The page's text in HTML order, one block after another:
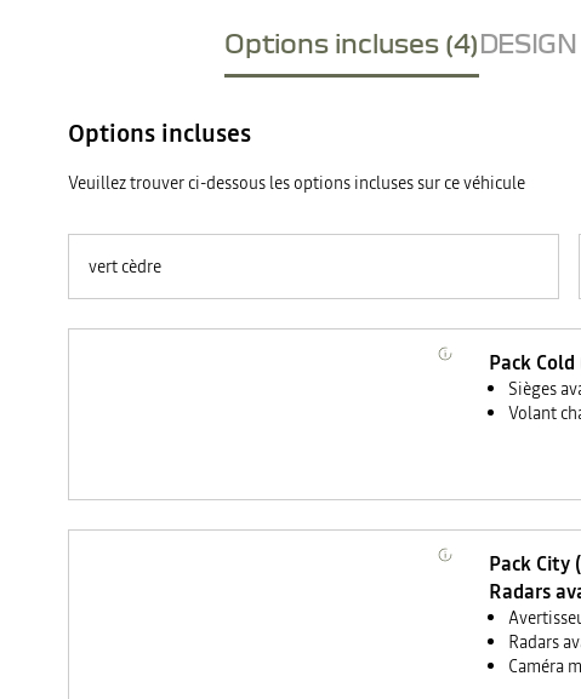
Options incluses (4)
Options incluses
Veuillez trouver ci-dessous les options incluses sur ce véhicule
vert cèdre
Pack
Sièges
Volant
Pack City
Radars
Radars
Caméra